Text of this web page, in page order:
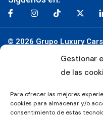
Gestionar
de las
Para ofrecer las mejores
cookies para almacenar y/o
consentimiento de estas
© 2026 Grupo Luxury
Política de